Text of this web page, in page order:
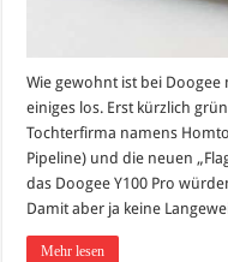
Wie gewohnt ist bei
einiges los. Erst kürzlich
Tochterfirma namens
Pipeline) und die neuen
das Doogee Y100 Pro
Damit aber ja keine
Mehr lesen